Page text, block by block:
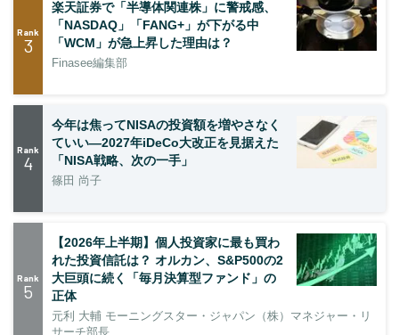
Rank
3
楽天証券で「半導体関連株」に警戒感、
「NASDAQ」「FANG+」が下がる中
「WCM」が急上昇した理由は？
Finasee編集部
Rank
4
今年は焦ってNISAの投資額を増やさなく
ていい―2027年iDeCo大改正を見据えた
「NISA戦略、次の一手」
篠田 尚子
Rank
5
【2026年上半期】個人投資家に最も買わ
れた投資信託は？ オルカン、S&P500の2
大巨頭に続く「毎月決算型ファンド」の
正体
元利 大輔 モーニングスター・ジャパン（株）マネジャー・リ
サーチ部長